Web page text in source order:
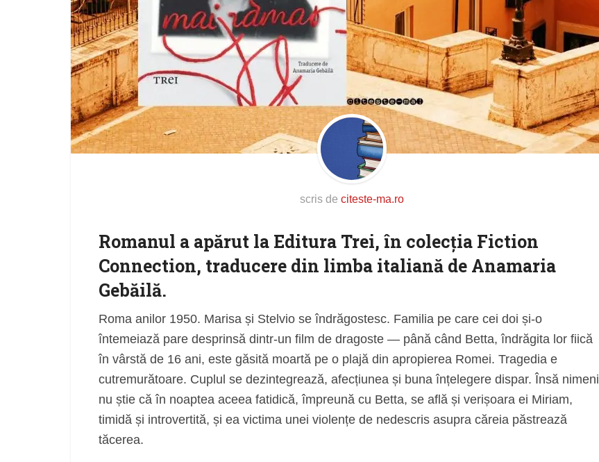
scris de citeste-ma.ro
Romanul a apărut la Editura Trei, în colecția Fiction
Connection, traducere din limba italiană de Anamaria
Gebăilă.
Roma anilor 1950. Marisa și Stelvio se îndrăgostesc. Familia pe care cei doi și-o
întemeiază pare desprinsă dintr-un film de dragoste — până când Betta, îndrăgita lor fiică
în vârstă de 16 ani, este găsită moartă pe o plajă din apropierea Romei. Tragedia e
cutremurătoare. Cuplul se dezintegrează, afecțiunea și buna înțelegere dispar. Însă nimeni
nu știe că în noaptea aceea fatidică, împreună cu Betta, se află și verișoara ei Miriam,
timidă și introvertită, și ea victima unei violențe de nedescris asupra căreia păstrează
tăcerea.